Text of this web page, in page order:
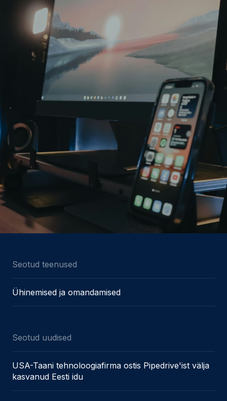
Seotud teenused
Ühinemised ja omandamised
Seotud uudised
USA-Taani tehnoloogiafirma ostis Pipedrive'ist välja
kasvanud Eesti idu